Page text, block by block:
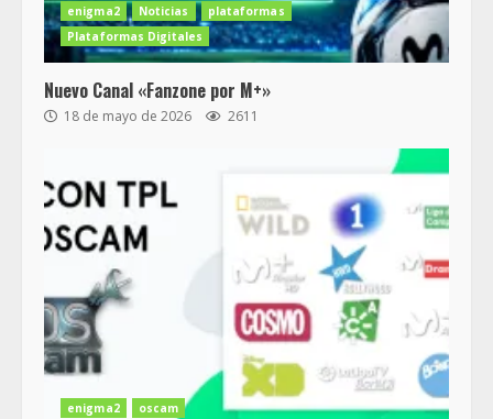
enigma2 Noticias
plataformas
Plataformas Digitales
Nuevo Canal «Fanzone por M+»
18 de mayo de 2026 2611
enigma2 oscam